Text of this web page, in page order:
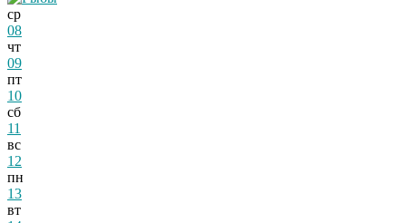
ср
08
чт
09
пт
10
сб
11
вс
12
пн
13
вт